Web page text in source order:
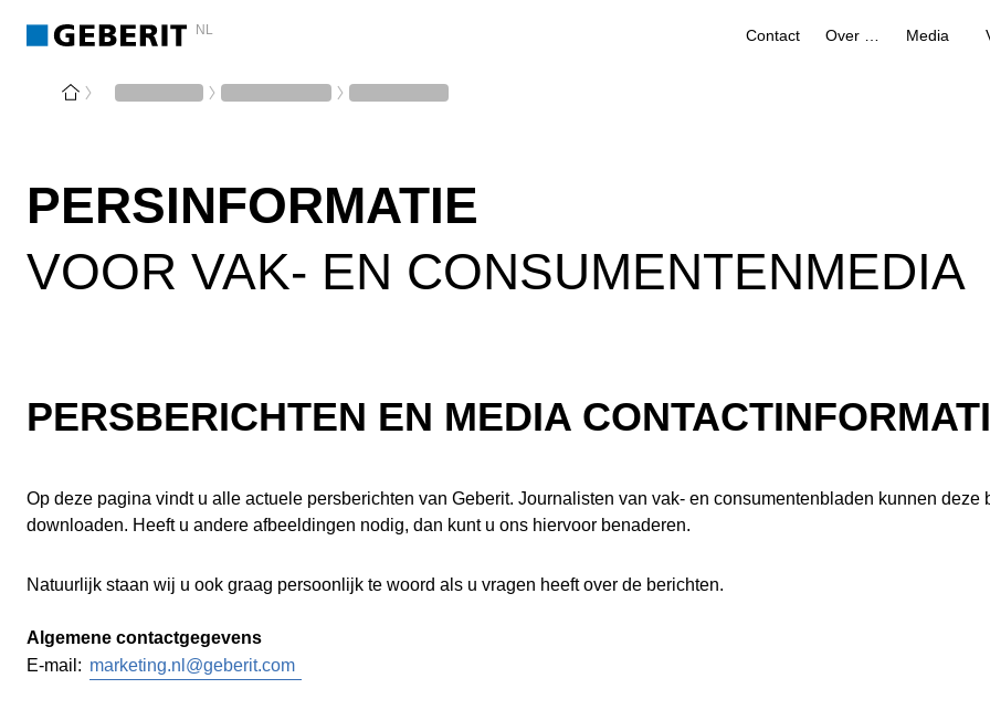
NL Contact Media
PERSINFORMATIE
VOOR VAK- EN CONSUMENTENMEDIA
PERSBERICHTEN EN MEDIA
Op deze pagina vindt u alle actuele persberichten van Geberit. Journalisten van vak- en consumentenbladen kunnen
downloaden. Heeft u andere afbeeldingen nodig, dan kunt u ons hiervoor benaderen.
Natuurlijk staan wij u ook graag persoonlijk te woord als u vragen heeft over de berichten.
Algemene contactgegevens
E-mail: marketing.nl@geberit.com